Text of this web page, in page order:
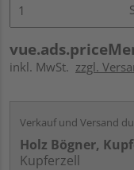
inkl. MwSt. zzgl.
Verkauf und Versand
Holz Bögner,
Kupferzell